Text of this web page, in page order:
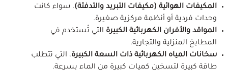
المكيفات الهوائية (مكيفات التبريد والتدفئة)، سواء كانت
وحدات فردية أو أنظمة مركزية صغيرة.
المواقد والأفران الكهربائية الكبيرة التي تُستخدم في
المطابخ المنزلية والتجارية.
سخانات المياه الكهربائية ذات السعة الكبيرة، التي تتطلب
طاقة كبيرة لتسخين كميات كبيرة من الماء بسرعة.